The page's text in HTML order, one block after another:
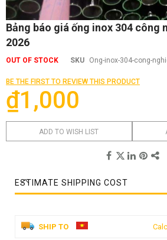
Skip
the
of
images
gallery
Bảng báo giá ống inox 304 công
2026
OUT OF STOCK SKU Ong-inox-304-cong-
BE THE FIRST TO REVIEW THIS PRODUCT
₫1,000
ADD TO WISH LIST
ESTIMATE SHIPPING COST
SHIP TO